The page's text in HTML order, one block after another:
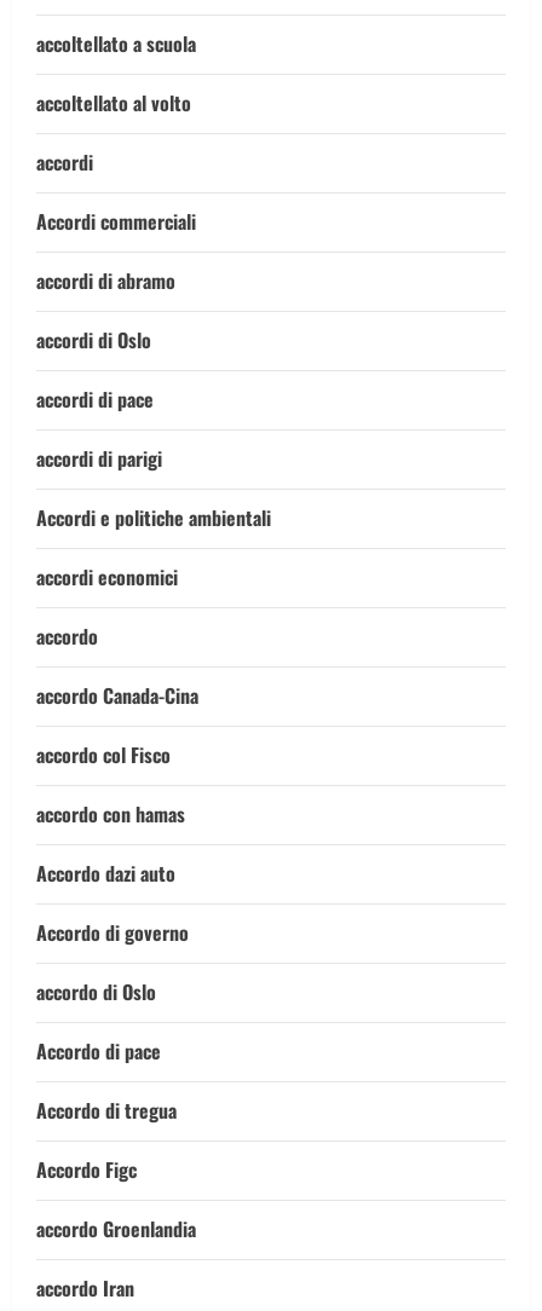
accoltellato a scuola
accoltellato al volto
accordi
Accordi commerciali
accordi di abramo
accordi di Oslo
accordi di pace
accordi di parigi
Accordi e politiche ambientali
accordi economici
accordo
accordo Canada-Cina
accordo col Fisco
accordo con hamas
Accordo dazi auto
Accordo di governo
accordo di Oslo
Accordo di pace
Accordo di tregua
Accordo Figc
accordo Groenlandia
accordo Iran